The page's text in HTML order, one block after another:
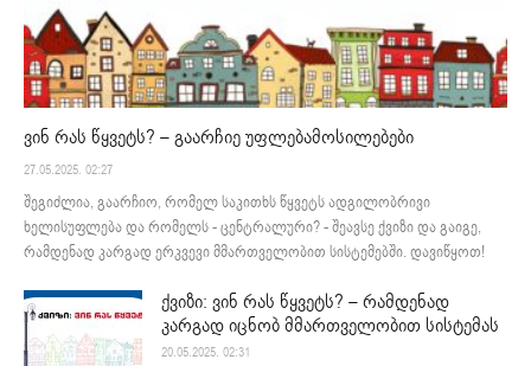
ვინ რას წყვეტს? – გაარჩიე უფლებამოსილებები
27.05.2025. 02:27
შეგიძლია, გაარჩიო, რომელ საკითხს წყვეტს ადგილობრივი
ხელისუფლება და რომელს - ცენტრალური? - შეავსე ქვიზი და გაიგე,
რამდენად კარგად ერკვევი მმართველობით სისტემებში. დავიწყოთ!
ქვიზი: ვინ რას წყვეტს? – რამდენად
კარგად იცნობ მმართველობით სისტემას
20.05.2025. 02:31